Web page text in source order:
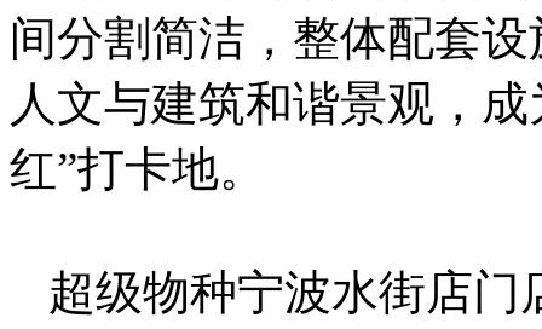
间分割简洁，整体配套
人文与建筑和谐景观，
红”打卡地。
超级物种宁波水街店